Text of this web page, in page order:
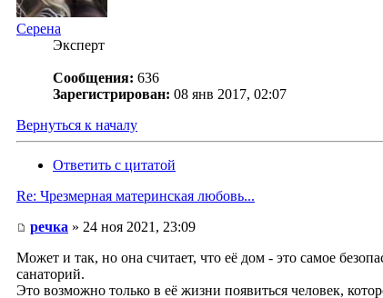
Серена
Эксперт
Сообщения: 636
Зарегистрирован: 08 янв 2017, 02:07
Вернуться к началу
Ответить с цитатой
Re: Чрезмерная материнская любовь...
речка » 24 ноя 2021, 23:09
Может и так, но она считает, что её дом - это самое
санаторий.
Это возможно только в её жизни появиться человек,